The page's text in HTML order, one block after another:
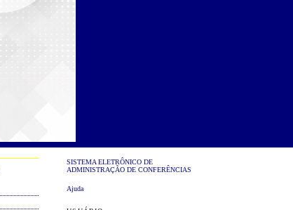
SISTEMA ELETRÔNICO DE
ADMINISTRAÇÃO DE CONFERÊNCIAS
Ajuda